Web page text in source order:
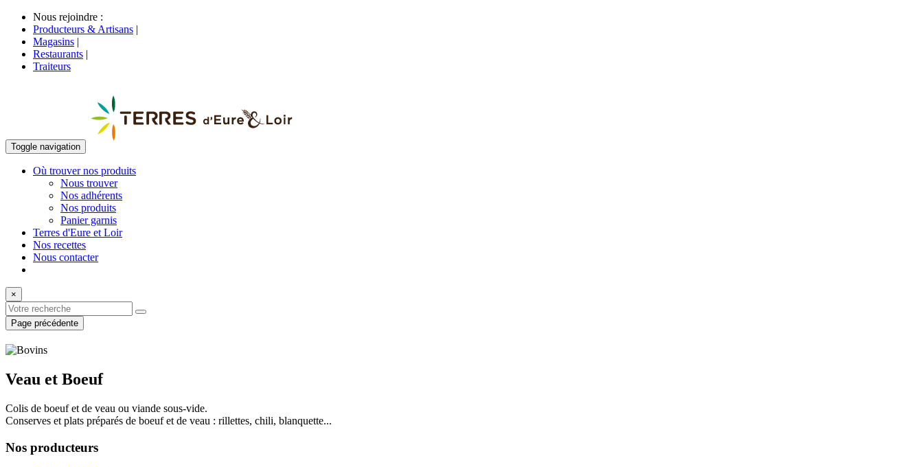
Nous rejoindre :
Producteurs & Artisans |
Magasins |
Restaurants |
Traiteurs
Toggle navigation
Où trouver nos produits
Nous trouver
Nos adhérents
Nos produits
Panier garnis
Terres d'Eure et Loir
Nos recettes
Nous contacter
×
Page précédente
Veau et Boeuf
Colis de boeuf et de veau ou viande sous-vide.
Conserves et plats préparés de boeuf et de veau : rillettes, chili, blanquette...
Nos producteurs